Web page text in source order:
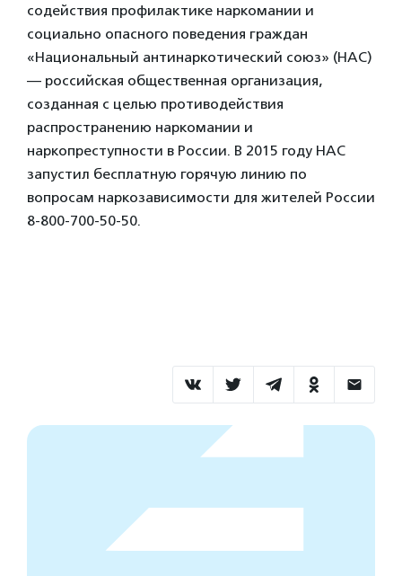
содействия профилактике наркомании и
социально опасного поведения граждан
«Национальный антинаркотический союз» (НАС)
— российская общественная организация,
созданная с целью противодействия
распространению наркомании и
наркопреступности в России. В 2015 году НАС
запустил бесплатную горячую линию по
вопросам наркозависимости для жителей России
8-800-700-50-50.